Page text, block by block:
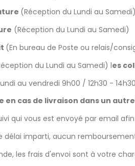
(Réception du Lundi au Samedi)
(Réception du Lundi au Samedi)
(En bureau de Poste ou relais/
du Lundi au Samedi) les
au vendredi 9h00 / 12h30 -
cas de livraison dans un
qui vous est envoyé par email
délai imparti, aucun
les frais d'envoi sont à votre